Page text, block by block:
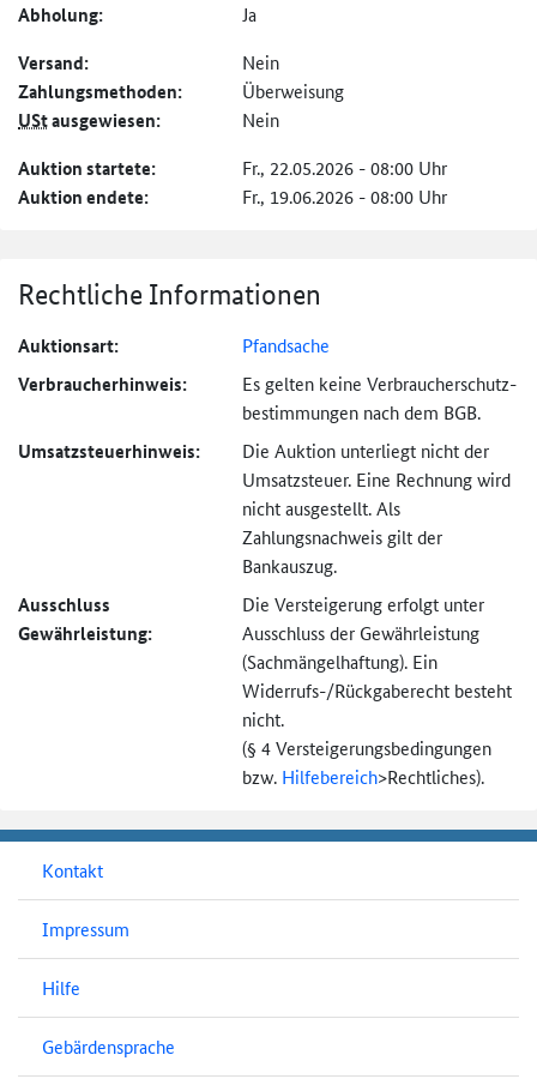
Abholung: Ja
Versand: Nein
Zahlungs­methoden: Überweisung
UStausgewiesen: Nein
Auktion startete: Fr., 22.05.2026 - 08:00 Uhr
Auktion endete: Fr., 19.06.2026 - 08:00 Uhr
Rechtliche Informationen
Auktionsart: Pfandsache
Verbraucher­hinweis:
Es gelten keine Verbraucher­schutz­
bestimmungen nach dem BGB.
Umsatzsteuer­hinweis:
Die Auktion unterliegt nicht der
Umsatzsteuer. Eine Rechnung wird
nicht ausgestellt. Als
Zahlungsnachweis gilt der
Bankauszug.
Ausschluss
Gewährleistung:
Die Versteigerung erfolgt unter
Ausschluss der Gewährleistung
(Sachmängel­haftung). Ein
Widerrufs-/Rückgaberecht besteht
nicht.
(§ 4 Versteigerungs­bedingungen
bzw. Hilfebereich>Rechtliches).
Kontakt
Impressum
Hilfe
Gebärdensprache